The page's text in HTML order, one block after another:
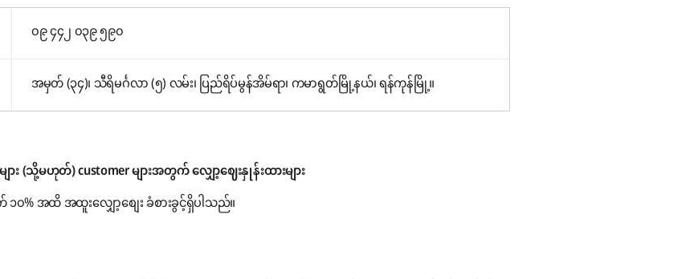
၀၉ ၄၄၂ ၀၃၉ ၅၉၀
အမှတ် (၃၄)၊ သီရိမင်္ဂလာ (၅) လမ်း၊ ပြည်ရိပ်မွန်အိမ်ရာ၊ ကမာရွတ်မြို့နယ်၊ ရန်ကုန်မြို့။
(သို့မဟုတ်) customer များအတွက် လျှော့ဈေးနှုန်းထားများ
% အထိ အထူးလျှော့စျေး ခံစားခွင့်ရှိပါသည်။